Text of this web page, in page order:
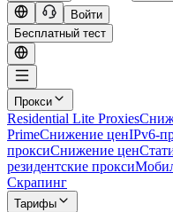
Войти
Бесплатный тест
Прокси
Residential Lite Proxies
PrimeСнижение ценIPv6-
проксиСнижение цен
резидентские прокси
Скрапинг
Тарифы